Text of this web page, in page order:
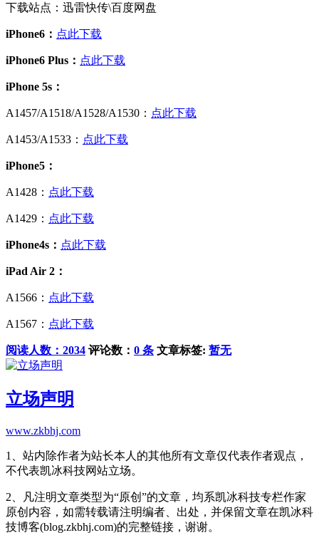
下载站点：迅雷快传\百度网盘
iPhone6： 点此下载
iPhone6 Plus： 点此下载
iPhone 5s：
A1457/A1518/A1528/A1530： 点此下载
A1453/A1533： 点此下载
iPhone5：
A1428： 点此下载
A1429： 点此下载
iPhone4s： 点此下载
iPad Air 2：
A1566： 点此下载
A1567： 点此下载
阅读人数：2034 评论数： 0 条 文章标签: 暂无
立场声明
www.zkbhj.com
1、站内除作者为站长本人的其他所有文章仅代表作者观点，
不代表凯冰科技网站立场。
2、凡注明文章类型为“原创”的文章，均系凯冰科技专栏作家
原创内容，如需转载请注明编者、出处，并保留文章在凯冰科
技博客(blog.zkbhj.com)的完整链接，谢谢。